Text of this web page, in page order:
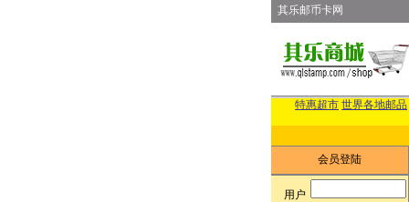
其乐邮币卡网
特惠超市 世界各地邮品
会员登陆
用户: